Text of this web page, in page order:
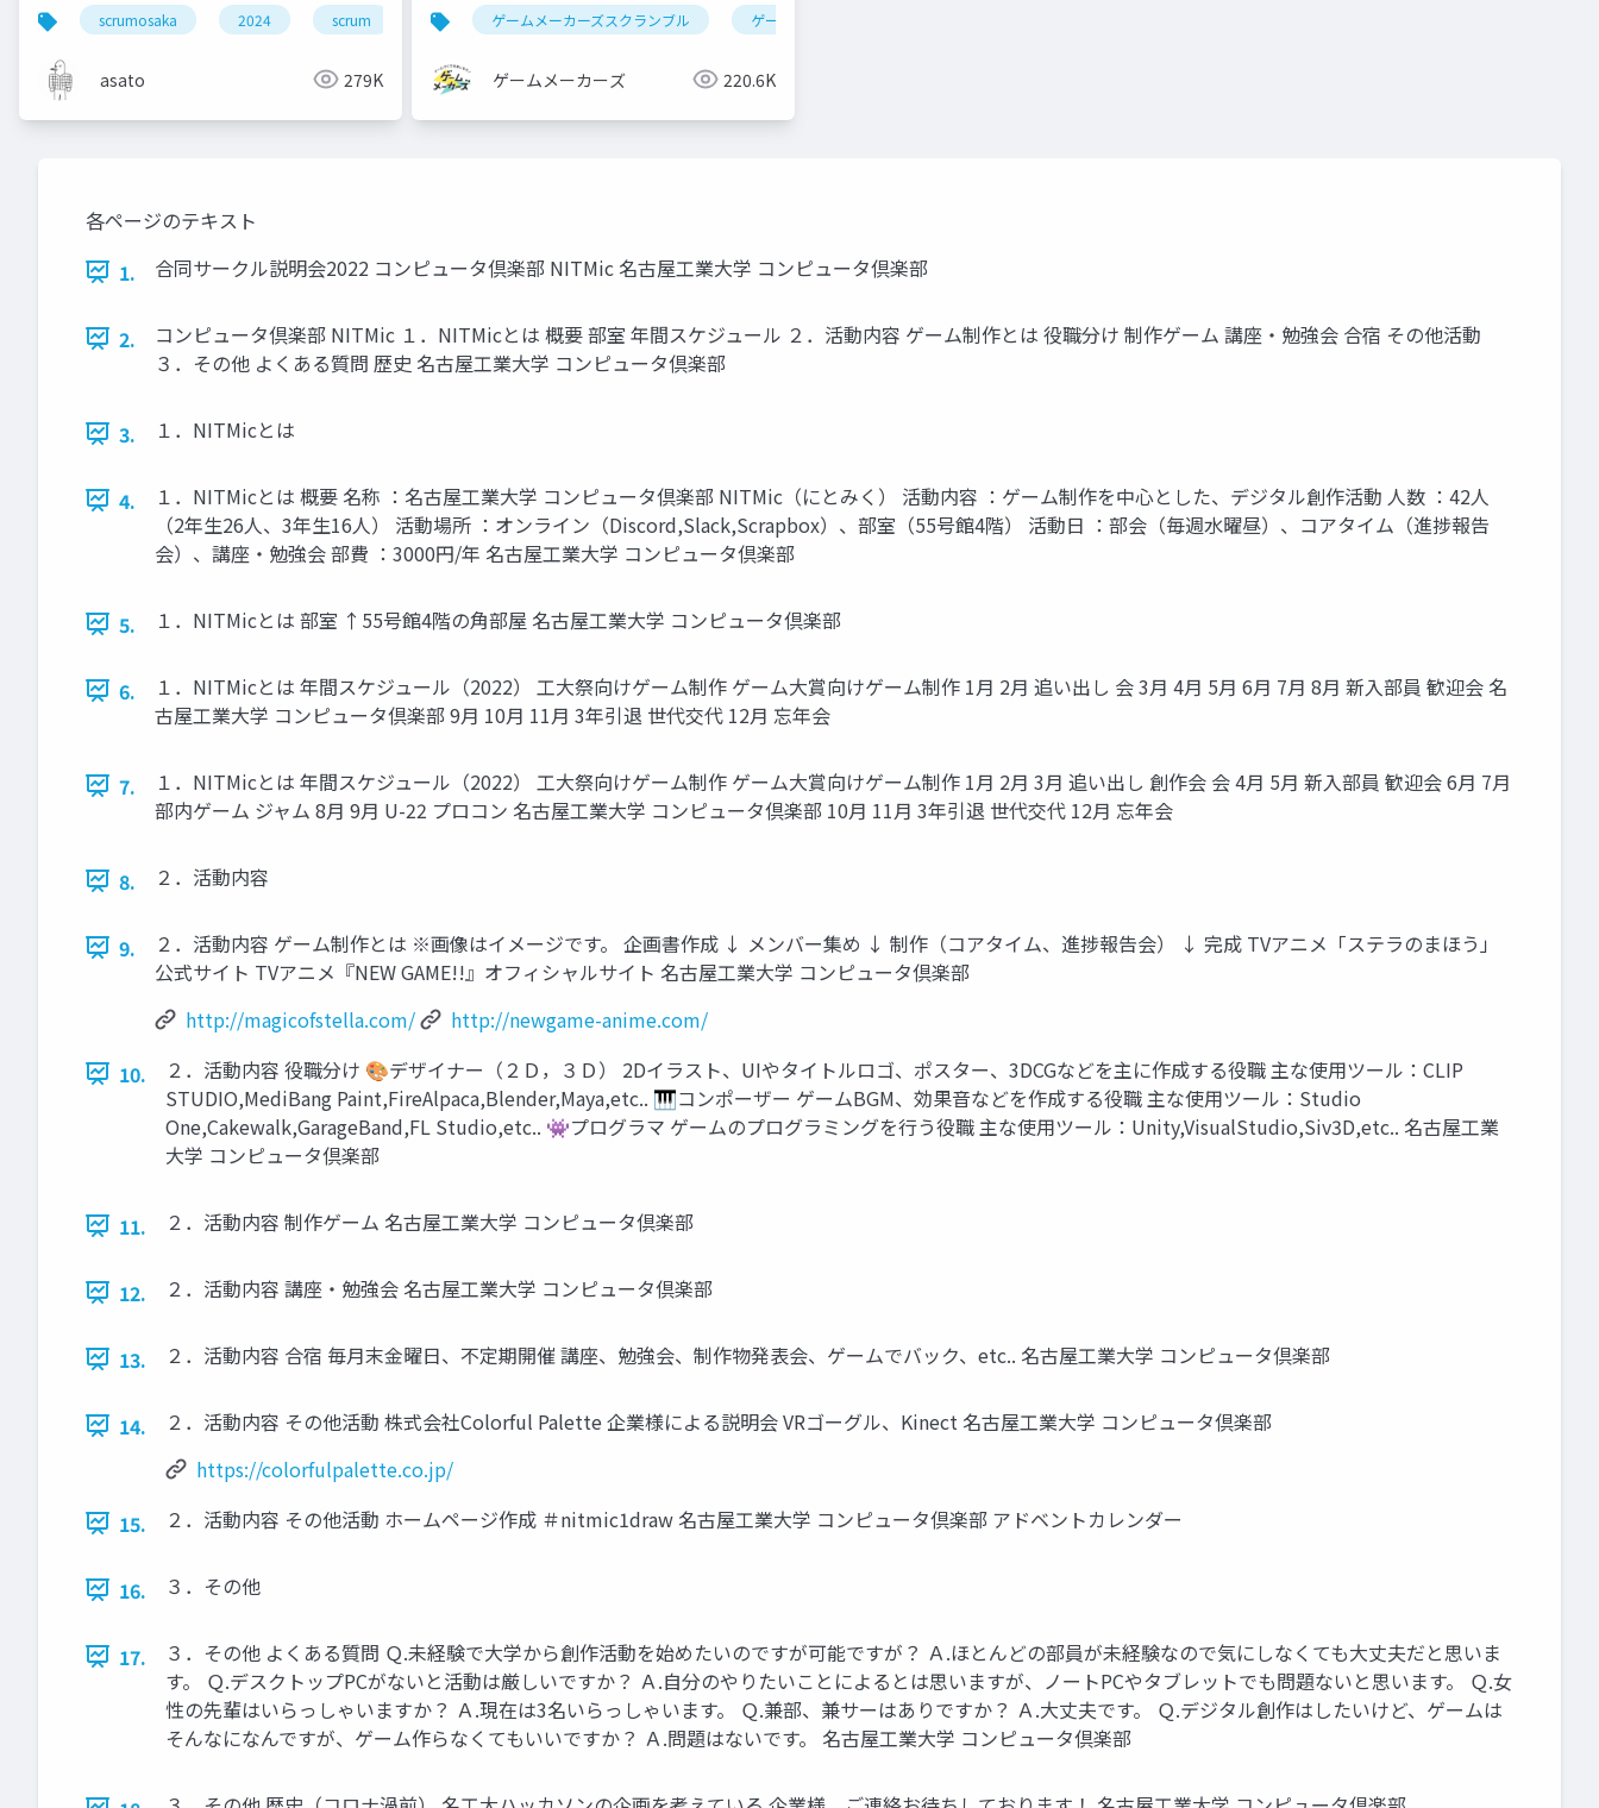
scrumosaka 2024 scrum agile
asato 279K
ゲームメーカーズスクランブル ゲーム制作
ゲームメーカーズ 220.6K
各ページのテキスト
1.
合同サークル説明会2022 コンピュータ倶楽部 NITMic 名古屋工業大学 コンピュータ倶楽部
2.
コンピュータ倶楽部 NITMic １．NITMicとは 概要 部室 年間スケジュール ２．活動内容 ゲーム制作とは 役職分け 制作ゲーム 講座・勉強会 合宿 その他活動
３．その他 よくある質問 歴史 名古屋工業大学 コンピュータ倶楽部
3. １．NITMicとは
4.
１．NITMicとは 概要 名称 ：名古屋工業大学 コンピュータ倶楽部 NITMic（にとみく） 活動内容 ：ゲーム制作を中心とした、デジタル創作活動 人数 ：42人
（2年生26人、3年生16人） 活動場所 ：オンライン（Discord,Slack,Scrapbox）、部室（55号館4階） 活動日 ：部会（毎週水曜昼）、コアタイム（進捗報告
会）、講座・勉強会 部費 ：3000円/年 名古屋工業大学 コンピュータ倶楽部
5. １．NITMicとは 部室 ↑55号館4階の角部屋 名古屋工業大学 コンピュータ倶楽部
6.
１．NITMicとは 年間スケジュール（2022） 工大祭向けゲーム制作 ゲーム大賞向けゲーム制作 1月 2月 追い出し 会 3月 4月 5月 6月 7月 8月 新入部員 歓迎会 名
古屋工業大学 コンピュータ倶楽部 9月 10月 11月 3年引退 世代交代 12月 忘年会
7.
１．NITMicとは 年間スケジュール（2022） 工大祭向けゲーム制作 ゲーム大賞向けゲーム制作 1月 2月 3月 追い出し 創作会 会 4月 5月 新入部員 歓迎会 6月 7月
部内ゲーム ジャム 8月 9月 U-22 プロコン 名古屋工業大学 コンピュータ倶楽部 10月 11月 3年引退 世代交代 12月 忘年会
8. ２．活動内容
9.
２．活動内容 ゲーム制作とは ※画像はイメージです。 企画書作成 ↓ メンバー集め ↓ 制作（コアタイム、進捗報告会） ↓ 完成 TVアニメ「ステラのまほう」
公式サイト TVアニメ『NEW GAME!!』オフィシャルサイト 名古屋工業大学 コンピュータ倶楽部
http://magicofstella.com/
http://newgame-anime.com/
10.
２．活動内容 役職分け 🎨デザイナー（２Ｄ，３Ｄ） 2Dイラスト、UIやタイトルロゴ、ポスター、3DCGなどを主に作成する役職 主な使用ツール：CLIP
STUDIO,MediBang Paint,FireAlpaca,Blender,Maya,etc.. 🎹コンポーザー ゲームBGM、効果音などを作成する役職 主な使用ツール：Studio
One,Cakewalk,GarageBand,FL Studio,etc.. 👾プログラマ ゲームのプログラミングを行う役職 主な使用ツール：Unity,VisualStudio,Siv3D,etc.. 名古屋工業
大学 コンピュータ倶楽部
11. ２．活動内容 制作ゲーム 名古屋工業大学 コンピュータ倶楽部
12. ２．活動内容 講座・勉強会 名古屋工業大学 コンピュータ倶楽部
13. ２．活動内容 合宿 毎月末金曜日、不定期開催 講座、勉強会、制作物発表会、ゲームでバック、etc.. 名古屋工業大学 コンピュータ倶楽部
14.
２．活動内容 その他活動 株式会社Colorful Palette 企業様による説明会 VRゴーグル、Kinect 名古屋工業大学 コンピュータ倶楽部
https://colorfulpalette.co.jp/
15.
２．活動内容 その他活動 ホームページ作成 ＃nitmic1draw 名古屋工業大学 コンピュータ倶楽部 アドベントカレンダー
16. ３．その他
17.
３．その他 よくある質問 Ｑ.未経験で大学から創作活動を始めたいのですが可能ですが？ Ａ.ほとんどの部員が未経験なので気にしなくても大丈夫だと思いま
す。 Ｑ.デスクトップPCがないと活動は厳しいですか？ Ａ.自分のやりたいことによるとは思いますが、ノートPCやタブレットでも問題ないと思います。 Ｑ.女
性の先輩はいらっしゃいますか？ Ａ.現在は3名いらっしゃいます。 Ｑ.兼部、兼サーはありですか？ Ａ.大丈夫です。 Ｑ.デジタル創作はしたいけど、ゲームは
そんなになんですが、ゲーム作らなくてもいいですか？ Ａ.問題はないです。 名古屋工業大学 コンピュータ倶楽部